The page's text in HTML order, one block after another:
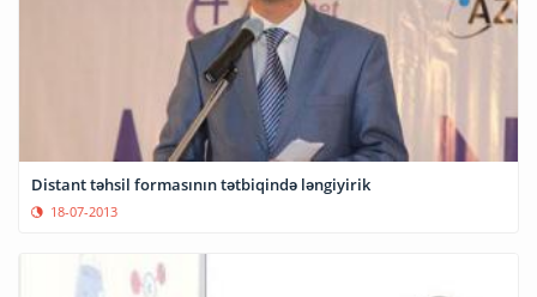
Distant təhsil formasının tətbiqində ləngiyirik
18-07-2013